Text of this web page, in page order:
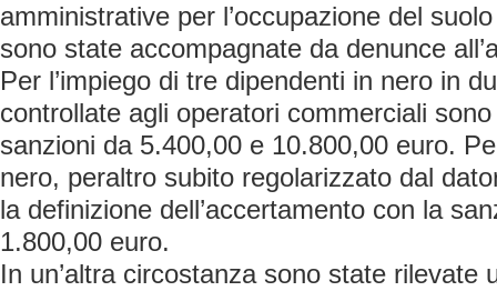
amministrative per l’occupazione del
sono state accompagnate da denunce
Per l’impiego di tre dipendenti in nero in
controllate agli operatori commerciali
sanzioni da 5.400,00 e 10.800,00 euro.
nero, peraltro subito regolarizzato dal
la definizione dell’accertamento con la
1.800,00 euro.
In un’altra circostanza sono state rilevate